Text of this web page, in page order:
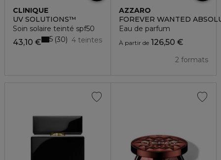
CLINIQUE
UV SOLUTIONS™
Soin solaire teinté spf50
43,10 € 4 teintes
5 30
AZZARO
FOREVER WANTED
Eau de parfum
À partir de126,50 €
2 formats